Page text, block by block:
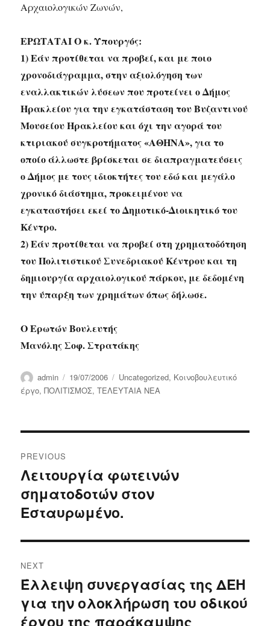
Αρχαιολογικών Ζωνών,
ΕΡΩΤΑΤΑΙ Ο κ. Υπουργός:
1) Εάν προτίθεται να προβεί, και με ποιο
χρονοδιάγραμμα, στην αξιολόγηση των
εναλλακτικών λύσεων που προτείνει ο Δήμος
Ηρακλείου για την εγκατάσταση του Βυζαντινού
Μουσείου Ηρακλείου και όχι την αγορά του
κτιριακού συγκροτήματος «ΑΘΗΝΑ», για το
οποίο άλλωστε βρίσκεται σε διαπραγματεύσεις
ο Δήμος με τους ιδιοκτήτες του εδώ και μεγάλο
χρονικό διάστημα, προκειμένου να
εγκαταστήσει εκεί το Δημοτικό-Διοικητικό του
Κέντρο.
2) Εάν προτίθεται να προβεί στη χρηματοδότηση
του Πολιτιστικού Συνεδριακού Κέντρου και τη
δημιουργία αρχαιολογικού πάρκου, με δεδομένη
την ύπαρξη των χρημάτων όπως δήλωσε.
Ο Ερωτών Βουλευτής
Μανόλης Σοφ. Στρατάκης
Author
admin
Posted
on
19/07/2006 Categories
Uncategorized, Κοινοβουλευτικό
έργο,ΠΟΛΙΤΙΣΜΟΣ,ΤΕΛΕΥΤΑΙΑ ΝΕΑ
navigation
PREVIOUS
Previous
post:
Λειτουργία φωτεινών
σηματοδοτών στον
Εσταυρωμένο.
NEXT
Next
post:
Έλλειψη συνεργασίας της ΔΕΗ
για την ολοκλήρωση του οδικού
έργου της παράκαμψης